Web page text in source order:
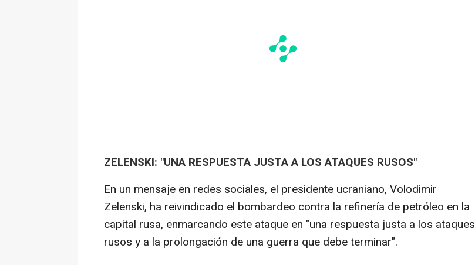
ZELENSKI: "UNA RESPUESTA JUSTA A LOS ATAQUES RUSOS"
En un mensaje en redes sociales, el presidente ucraniano, Volodimir
Zelenski, ha reivindicado el bombardeo contra la refinería de petróleo en la
capital rusa, enmarcando este ataque en "una respuesta justa a los ataques
rusos y a la prolongación de una guerra que debe terminar".